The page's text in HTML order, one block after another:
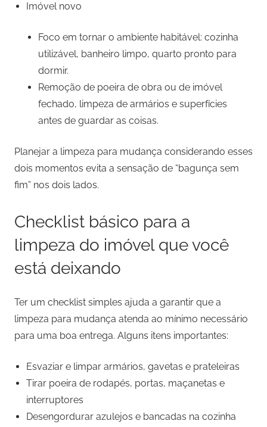
Imóvel novo
Foco em tornar o ambiente habitável: cozinha
utilizável, banheiro limpo, quarto pronto para
dormir.
Remoção de poeira de obra ou de imóvel
fechado, limpeza de armários e superfícies
antes de guardar as coisas.
Planejar a limpeza para mudança considerando esses
dois momentos evita a sensação de “bagunça sem
fim” nos dois lados.
Checklist básico para a
limpeza do imóvel que você
está deixando
Ter um checklist simples ajuda a garantir que a
limpeza para mudança atenda ao mínimo necessário
para uma boa entrega. Alguns itens importantes:
Esvaziar e limpar armários, gavetas e prateleiras
Tirar poeira de rodapés, portas, maçanetas e
interruptores
Desengordurar azulejos e bancadas na cozinha